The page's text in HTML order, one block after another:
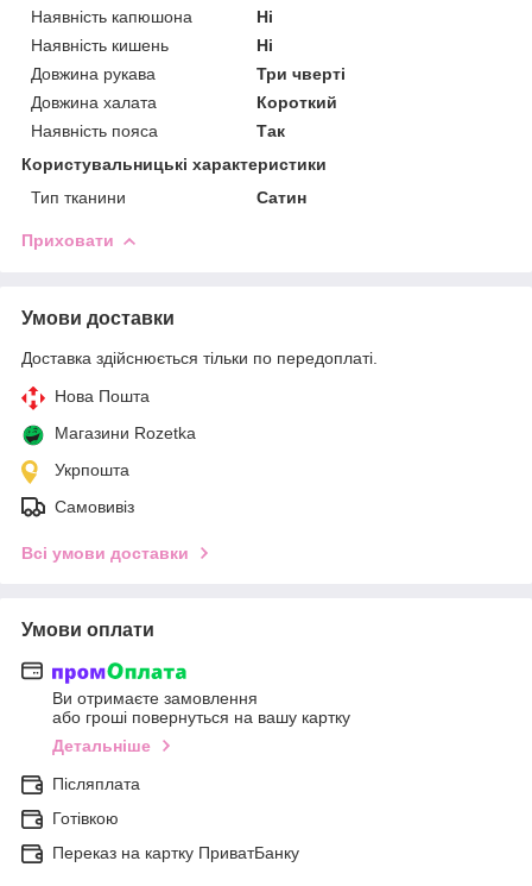
Наявність капюшона
Ні
Наявність кишень
Ні
Довжина рукава
Три чверті
Довжина халата
Короткий
Наявність пояса
Так
Користувальницькі характеристики
Тип тканини
Сатин
Приховати
Умови доставки
Доставка здійснюється тільки по передоплаті.
Нова Пошта
Магазини Rozetka
Укрпошта
Самовивіз
Всі умови доставки
Умови оплати
Ви отримаєте замовлення
або гроші повернуться на вашу картку
Детальніше
Післяплата
Готівкою
Переказ на картку ПриватБанку